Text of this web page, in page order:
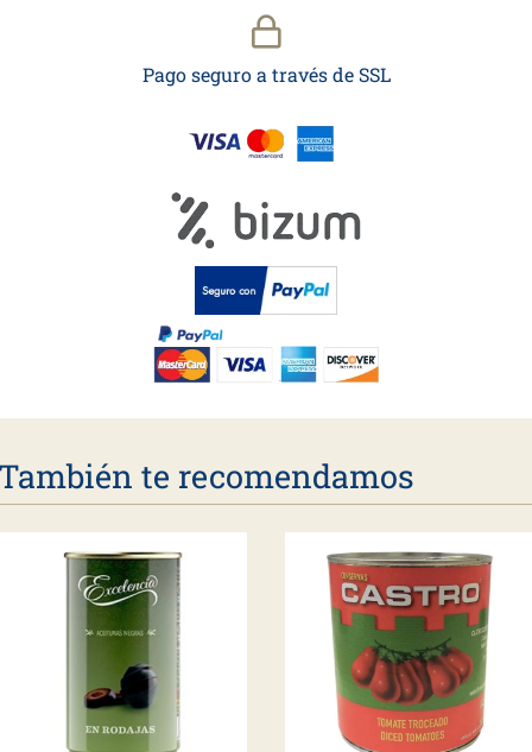
Pago seguro a través de SSL
te recomendamos